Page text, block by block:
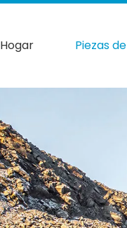
Hogar Piezas